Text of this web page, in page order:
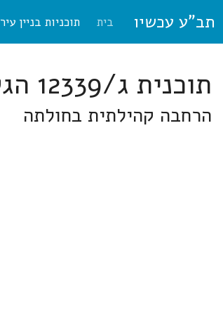
תב"ע עכשיו בית תוכניות בניין עיר
תוכנית ג/12339 הגליל העליון
הרחבה קהילתית בחולתה